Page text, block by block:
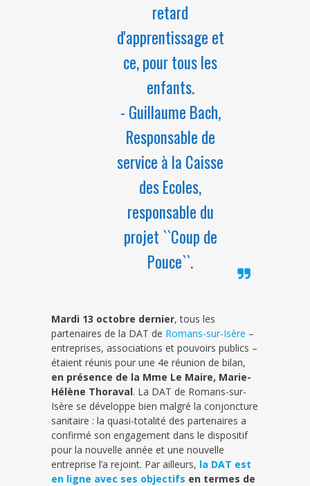
retard
d'apprentissage et
ce, pour tous les
enfants.
- Guillaume Bach,
Responsable de
service à la Caisse
des Ecoles,
responsable du
projet ``Coup de
Pouce``.
Mardi 13 octobre dernier, tous les
partenaires de la DAT de Romans-sur-Isère –
entreprises, associations et pouvoirs publics –
étaient réunis pour une 4e réunion de bilan,
en présence de la Mme Le Maire, Marie-
Hélène Thoraval. La DAT de Romans-sur-
Isère se développe bien malgré la conjoncture
sanitaire : la quasi-totalité des partenaires a
confirmé son engagement dans le dispositif
pour la nouvelle année et une nouvelle
entreprise l’a rejoint. Par ailleurs, la DAT est
en ligne avec ses objectifs en termes de